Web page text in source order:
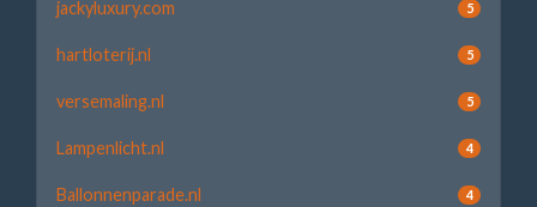
jackyluxury.com 5
hartloterij.nl 5
versemaling.nl 5
Lampenlicht.nl 4
Ballonnenparade.nl 4